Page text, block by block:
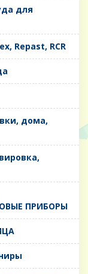
для
Repast, RCR
дома,
ПРИБОРЫ